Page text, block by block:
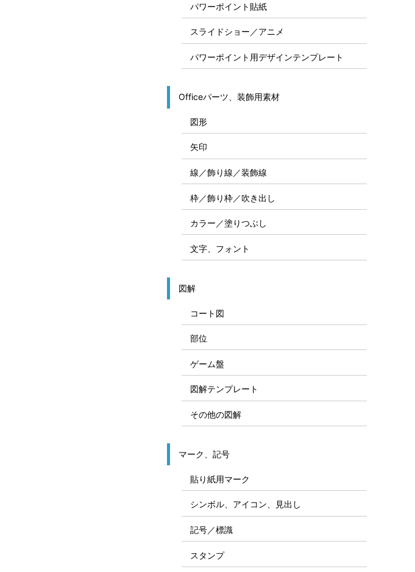
パワーポイント貼紙
スライドショー／アニメ
パワーポイント用デザインテンプレート
Officeパーツ、装飾用素材
図形
矢印
線／飾り線／装飾線
枠／飾り枠／吹き出し
カラー／塗りつぶし
文字、フォント
図解
コート図
部位
ゲーム盤
図解テンプレート
その他の図解
マーク、記号
貼り紙用マーク
シンボル、アイコン、見出し
記号／標識
スタンプ